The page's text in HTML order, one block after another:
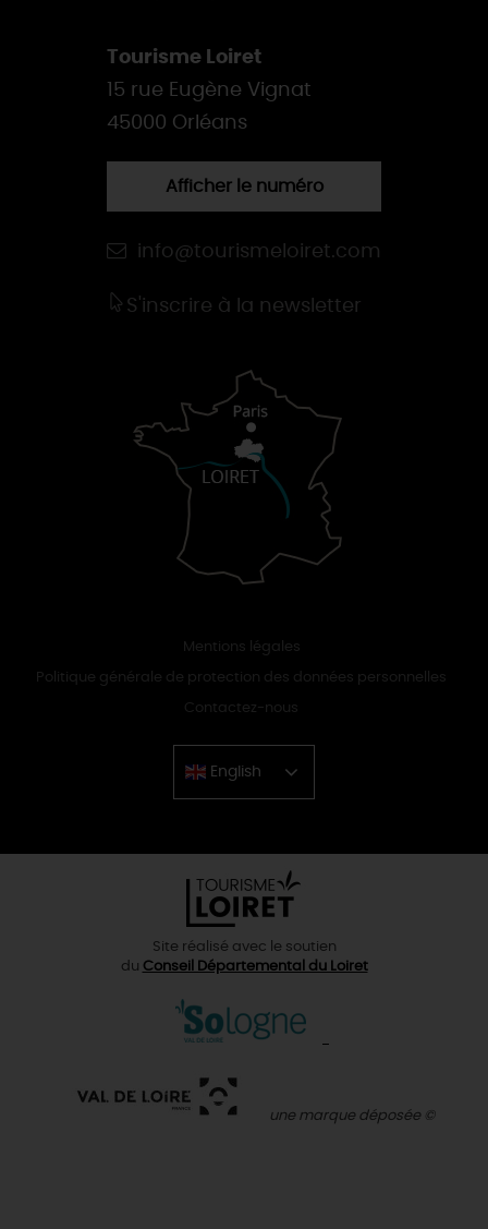
Tourisme Loiret
15 rue Eugène Vignat
45000 Orléans
Afficher le numéro
info@tourismeloiret.com
S'inscrire à la newsletter
Mentions légales
Politique générale de protection des données personnelles
Contactez-nous
English
Chinese
Site réalisé avec le soutien
du Conseil Départemental du Loiret
une marque déposée ©